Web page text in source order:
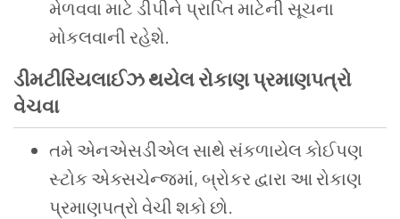
મેળવવા માટે ડીપીને પ્રાપ્તિ માટેની સૂચના
મોકલવાની રહેશે.
ડીમટીરિયલાઈઝ થયેલ રોકાણ પ્રમાણપત્રો
વેચવા
તમે એનએસડીએલ સાથે સંકળાયેલ કોઈપણ
સ્ટોક એક્સચેન્જમાં, બ્રોકર દ્વારા આ રોકાણ
પ્રમાણપત્રો વેચી શકો છો.